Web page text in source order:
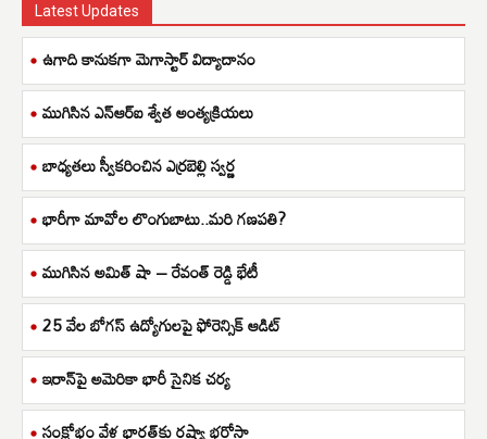
Latest Updates
ఉగాది కానుకగా మెగాస్టార్ విద్యాదానం
ముగిసిన ఎన్ఆర్ఐ శ్వేత అంత్యక్రియలు
బాధ్యతలు స్వీకరించిన ఎర్రబెల్లి స్వర్ణ
భారీగా మావోల లొంగుబాటు..మరి గణపతి?
ముగిసిన అమిత్ షా – రేవంత్ రెడ్డి భేటీ
25 వేల బోగస్ ఉద్యోగులపై ఫోరెన్సిక్ ఆడిట్
ఇరాన్‌పై అమెరికా భారీ సైనిక చర్య
సంక్షోభం వేళ భారత్‌కు రష్యా భరోసా